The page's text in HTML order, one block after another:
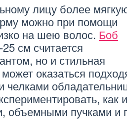
лицу более
можно при помощи
на шею волос. Боб
см считается
но и стильная
оказаться
как
объемными пучками